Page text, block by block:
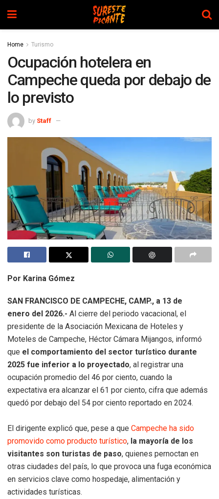
Home Turismo
Ocupación hotelera en
Campeche queda por debajo de
lo previsto
by Staff
Por Karina Gómez
SAN FRANCISCO DE CAMPECHE, CAMP., a 13 de
enero del 2026.- Al cierre del periodo vacacional, el
presidente de la Asociación Mexicana de Hoteles y
Moteles de Campeche, Héctor Cámara Mijangos, informó
que el comportamiento del sector turístico durante
2025 fue inferior a lo proyectado, al registrar una
ocupación promedio del 46 por ciento, cuando la
expectativa era alcanzar el 61 por ciento, cifra que además
quedó por debajo del 54 por ciento reportado en 2024.
El dirigente explicó que, pese a que Campeche ha sido
promovido como producto turístico, la mayoría de los
visitantes son turistas de paso, quienes pernoctan en
otras ciudades del país, lo que provoca una fuga económica
en servicios clave como hospedaje, alimentación y
actividades turísticas.